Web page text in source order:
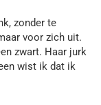
zonder te
voor zich uit.
zwart. Haar jurk
wist ik dat ik